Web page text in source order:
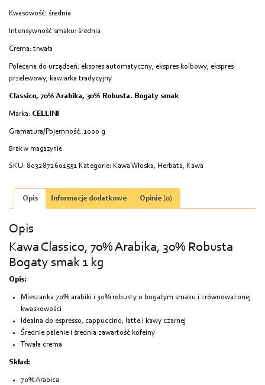
Kwasowość: średnia
Intensywność smaku: średnia
Crema: trwała
Polecana do urządzeń: ekspres automatyczny, ekspres kolbowy, ekspres
przelewowy, kawiarka tradycyjny
Classico, 70% Arabika, 30% Robusta. Bogaty smak
Marka: CELLINI
Gramatura/Pojemność: 1000 g
Brak w magazynie
SKU: 8032872601551 Kategorie: Kawa Włoska, Herbata, Kawa
Opis Informacje dodatkowe Opinie (0)
Opis
Kawa Classico, 70% Arabika, 30% Robusta
Bogaty smak 1 kg
Opis:
Mieszanka 70% arabiki i 30% robusty o bogatym smaku i zrównoważonej
kwaskowości
Idealna do espresso, cappuccino, latte i kawy czarnej
Średnie palenie i średnia zawartość kofeiny
Trwała crema
Skład:
70% Arabica